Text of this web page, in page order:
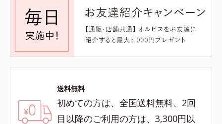
送料無料
初めての方は、全国送料無料、2回
目以降のご利用の方は、3,300円以